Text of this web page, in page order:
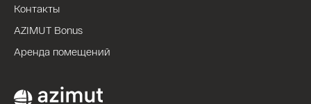
Контакты
AZIMUT Bonus
Аренда помещений